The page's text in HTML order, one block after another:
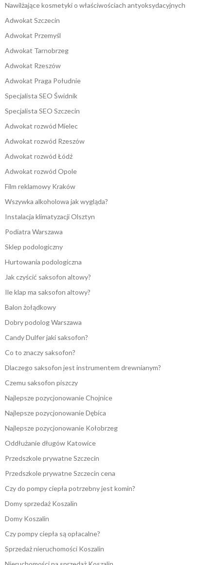
Nawilżające kosmetyki o właściwościach antyoksydacyjnych
Adwokat Szczecin
Adwokat Przemyśl
Adwokat Tarnobrzeg
Adwokat Rzeszów
Adwokat Praga Południe
Specjalista SEO Świdnik
Specjalista SEO Szczecin
Adwokat rozwód Mielec
Adwokat rozwód Rzeszów
Adwokat rozwód Łódź
Adwokat rozwód Opole
Film reklamowy Kraków
Wszywka alkoholowa jak wygląda?
Instalacja klimatyzacji Olsztyn
Podiatra Warszawa
Sklep podologiczny
Hurtowania podologiczna
Jak czyścić saksofon altowy?
Ile klap ma saksofon altowy?
Balon żołądkowy
Dobry podolog Warszawa
Candy Dulfer jaki saksofon?
Co to znaczy saksofon?
Dlaczego saksofon jest instrumentem drewnianym?
Czemu saksofon piszczy
Najlepsze pozycjonowanie Chojnice
Najlepsze pozycjonowanie Dębica
Najlepsze pozycjonowanie Kołobrzeg
Oddłużanie długów Katowice
Przedszkole prywatne Szczecin
Przedszkole prywatne Szczecin cena
Czy do pompy ciepła potrzebny jest komin?
Domy sprzedaż Koszalin
Domy Koszalin
Czy pompy ciepła są opłacalne?
Sprzedaż nieruchomości Koszalin